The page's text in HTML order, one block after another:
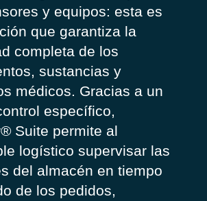
y equipos: esta es
que garantiza la
completa de los
sustancias y
médicos. Gracias a un
específico,
Suite permite al
logístico supervisar las
del almacén en tiempo
de los pedidos,